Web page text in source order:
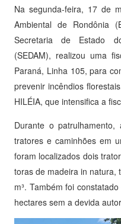
Na segunda-feira, 17 de
Ambiental de Rondônia
Secretaria de Estado
(SEDAM), realizou uma
Paraná, Linha 105, para
prevenir incêndios
HILÉIA, que intensifica a
Durante o
tratores e caminhões em
foram localizados dois
toras de madeira in natura,
m³. Também foi
hectares sem a devida